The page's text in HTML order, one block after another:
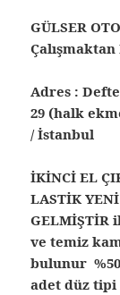
GÜLSER
Adres :
29 (halk
/ İstanbul
İKİNCİ EL
LASTİK
GELMİŞTİR
ve temiz
bulunur
adet düz